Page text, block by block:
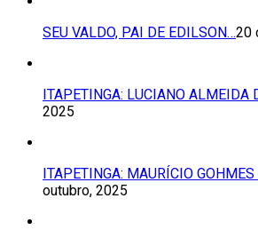
SEU VALDO, PAI DE EDILSON…20
ITAPETINGA: LUCIANO ALMEIDA
2025
ITAPETINGA: MAURÍCIO
outubro, 2025